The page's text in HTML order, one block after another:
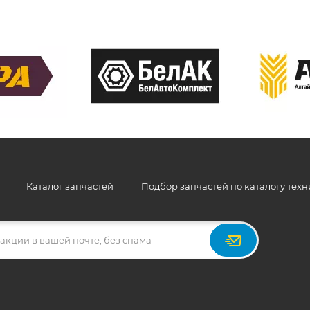
Каталог запчастей Подбор запчастей по каталогу